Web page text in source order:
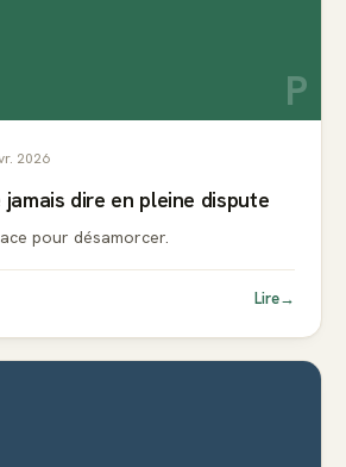
P
2026
dire en pleine dispute
pour désamorcer.
Lire→